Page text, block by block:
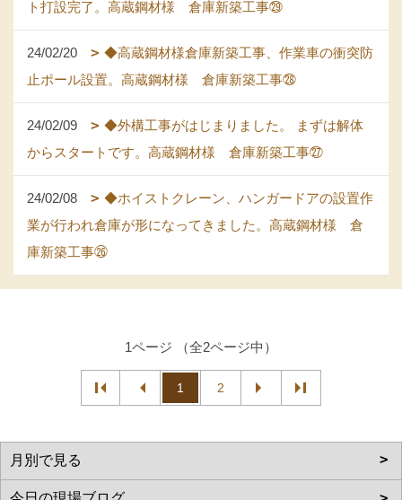
ト打設完了。高蔵鋼材様 倉庫新築工事㉙
24/02/20
◆高蔵鋼材様倉庫新築工事、作業車の衝突防
止ポール設置。高蔵鋼材様 倉庫新築工事㉘
24/02/09
◆外構工事がはじまりました。 まずは解体
からスタートです。高蔵鋼材様 倉庫新築工事㉗
24/02/08
◆ホイストクレーン、ハンガードアの設置作
業が行われ倉庫が形になってきました。高蔵鋼材様 倉
庫新築工事㉖
1ページ （全2ページ中）
1 2